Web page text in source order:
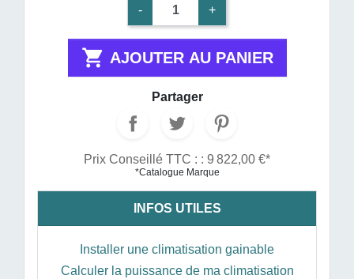
-
+
 AJOUTER AU PANIER
Partager
Prix Conseillé TTC : : 9 822,00 €*
*Catalogue Marque
INFOS UTILES
Installer une climatisation gainable
Calculer la puissance de ma climatisation